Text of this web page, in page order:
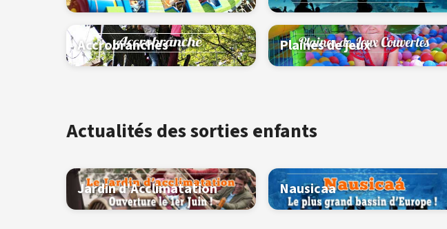
Accrobranches Plaines de jeux
Actualités des sorties enfants
Jardin d'Acclimatation Nausicaa